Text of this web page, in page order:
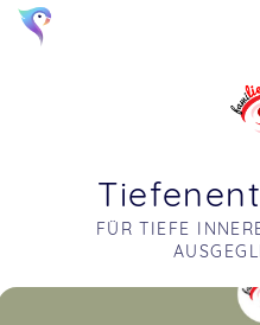
FÜR TIEFE
Soon you will learn more